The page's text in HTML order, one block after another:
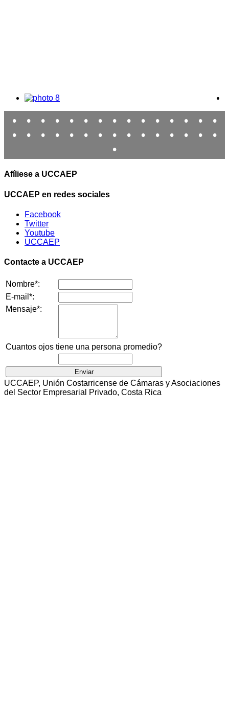
• • • • • • • • • • • • • •
•
•
• • • • • • • • • • • • •
•
•
Afíliese a UCCAEP
UCCAEP en redes sociales
Facebook
Twitter
Youtube
UCCAEP
Contacte a UCCAEP
Nombre*:
E-mail*:
Mensaje*:
Cuantos ojos tiene una persona promedio?
UCCAEP, Unión Costarricense de Cámaras y Asociaciones
del Sector Empresarial Privado, Costa Rica